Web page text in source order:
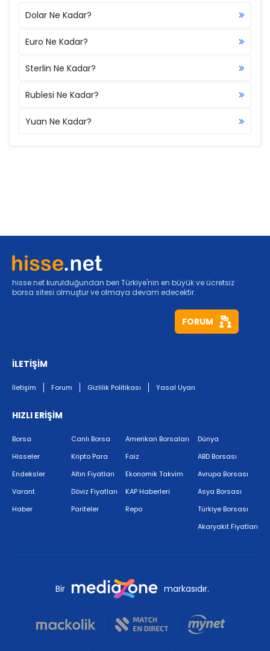
Dolar Ne Kadar?
Euro Ne Kadar?
Sterlin Ne Kadar?
Rublesi Ne Kadar?
Yuan Ne Kadar?
hisse.net kurulduğundan beri Türkiye'nin en büyük ve ücretsiz
borsa sitesi olmuştur ve olmaya devam edecektir.
FORUM
İLETİŞİM
İletişim Forum Gizlilik Politikası Yasal Uyarı
HIZLI ERİŞİM
Borsa
Hisseler
Endeksler
Varant
Haber
Canlı Borsa
Kripto Para
Altın Fiyatları
Döviz Fiyatları
Pariteler
Amerikan Borsaları
Faiz
Ekonomik Takvim
KAP Haberleri
Repo
Dünya
ABD Borsası
Avrupa Borsası
Asya Borsası
Türkiye Borsası
Akaryakıt Fiyatları
Bir markasıdır.